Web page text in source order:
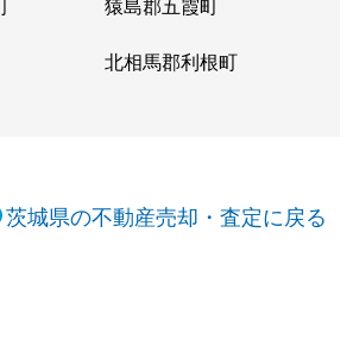
北相馬郡利根町
茨城県の不動産売却・査定に戻る